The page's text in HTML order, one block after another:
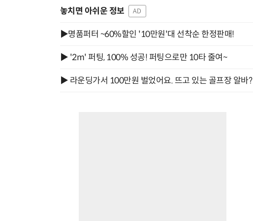
놓치면 아쉬운 정보 AD
▶명품퍼터 ~60%할인 '10만원'대 선착순 한정판매!
▶ '2m' 퍼팅, 100% 성공! 퍼팅으로만 10타 줄여~
▶ 라운딩가서 100만원 벌었어요. 뜨고 있는 골프장 알바?